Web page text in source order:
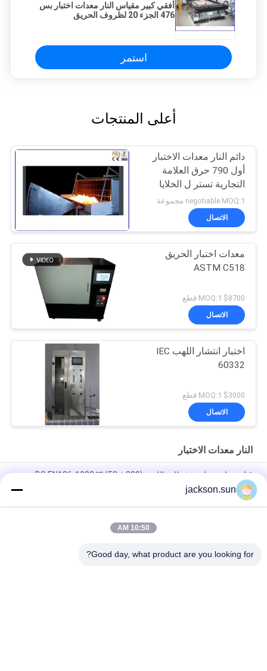
أفقي كبير مقياس النار معدات اختبار بس
476 الجزء 20 لظروف الحريق
استمر
أعلى المنتجات
دائم النار معدات الاختبار
أول 790 حرق العلامة
التجارية تستر ل الخلايا
الشمسية انتشار
negotiable MOQ:1 مجموعة
الاتصال
معدات اختبار الحريق
ASTM C518
$8700 MOQ:1 قطع
الاتصال
اختبار انتشار اللهب IEC
60332
$3000 MOQ:1 قطع
الاتصال
النار معدات الاختبار
قناع جراحي طبي مثبطات اللهب (800 ± 50) ℃ BS EN136-1998
1133 ASTM D1238
jackson.sun
10:50 AM
Good day, what product are you looking for?